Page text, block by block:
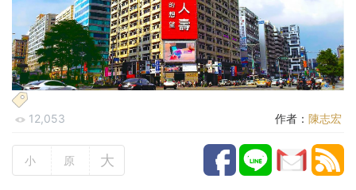
12,053 作者： 陳志宏
小 原 大